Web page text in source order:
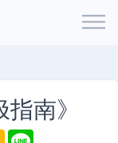
南》
K